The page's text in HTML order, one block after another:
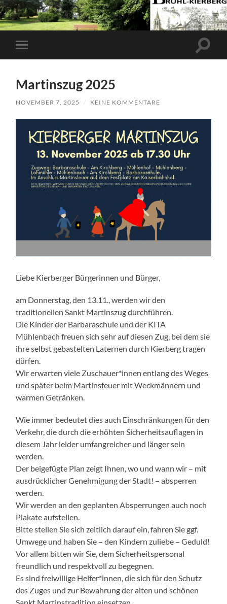
Mobile-
Menü
Martinszug 2025
NOVEMBER 7, 2025 / KEINE KOMMENTARE
Liebe Kierberger Bürgerinnen und Bürger,
am Donnerstag, den 13.11., werden wir den
traditionellen Sankt Martinszug durchführen.
Die Kinder der Barbaraschule und der KITA
Mühlenbach freuen sich sehr auf diesen Zug, bei dem sie
ihre selbst gebastelten Laternen durch Kierberg tragen
dürfen.
Wir erwarten viele Zuschauer*innen entlang des Weges
und später beim Martinsfeuer mit Weckmännern und
warmen Getränken.
Wie immer bedeutet dies auch Einschränkungen für den
Verkehr, die durch die erhöhten Sicherheitsauflagen in
diesem Jahr leider umfangreicher und länger sein
werden.
Der beigefügte Plan zeigt Ihnen, wo und wann wir – mit
ausdrücklicher Genehmigung der Stadt! – absperren
werden.
Wir werden an den geplanten Absperrungen auch noch
Plakate aufstellen.
Bitte stellen Sie sich zeitlich darauf ein, fahren Sie ggf.
Umwege und haben Sie – den Kindern zuliebe – Geduld!
Vor allem bitten wir Sie, dem Sicherheitspersonal
freundlich und respektvoll zu begegnen.
Es sind freiwillige Helfer*innen, die sich für den Schutz
des Zuges und zur Bewahrung der alten und schönen